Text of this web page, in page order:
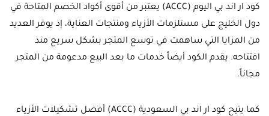
كود ار اند بي اليوم (ACCC) يعتبر من أقوى أكواد الخصم المتاحة في
دول الخليج على مستلزمات الأزياء ومنتجات العناية، إذ يوفر العديد
من المزايا التي ساهمت في توسع المتجر بشكل سريع منذ
افتتاحه. يقدم الكود أيضاً خدمات ما بعد البيع مدعومة من المتجر
مجاناً.
كما يتيح كود ار اند بي السعودية (ACCC) أفضل تشكيلات الأزياء